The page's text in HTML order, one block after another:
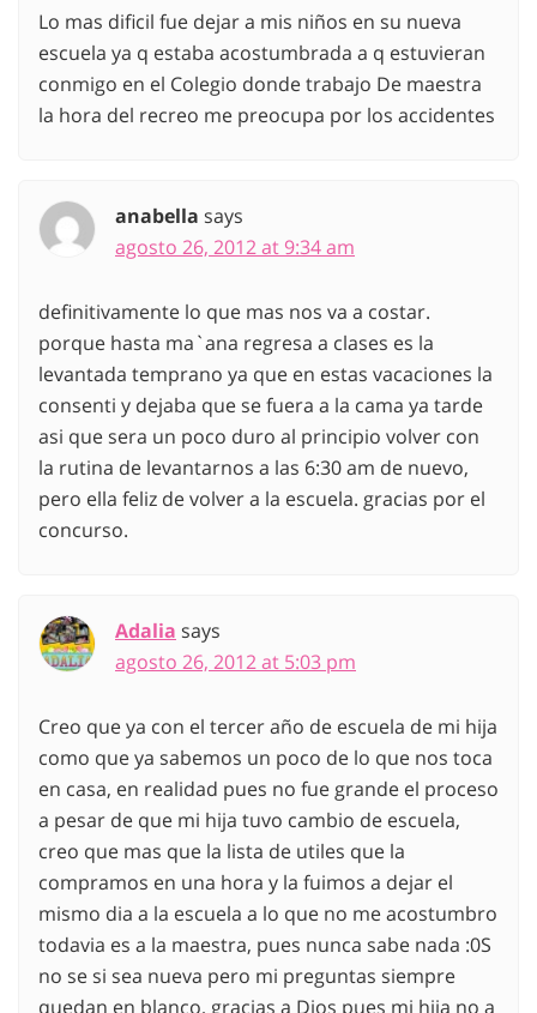
Lo mas dificil fue dejar a mis niños en su nueva
escuela ya q estaba acostumbrada a q estuvieran
conmigo en el Colegio donde trabajo De maestra
la hora del recreo me preocupa por los accidentes
anabella says
agosto 26, 2012 at 9:34 am
definitivamente lo que mas nos va a costar.
porque hasta ma`ana regresa a clases es la
levantada temprano ya que en estas vacaciones la
consenti y dejaba que se fuera a la cama ya tarde
asi que sera un poco duro al principio volver con
la rutina de levantarnos a las 6:30 am de nuevo,
pero ella feliz de volver a la escuela. gracias por el
concurso.
Adalia says
agosto 26, 2012 at 5:03 pm
Creo que ya con el tercer año de escuela de mi hija
como que ya sabemos un poco de lo que nos toca
en casa, en realidad pues no fue grande el proceso
a pesar de que mi hija tuvo cambio de escuela,
creo que mas que la lista de utiles que la
compramos en una hora y la fuimos a dejar el
mismo dia a la escuela a lo que no me acostumbro
todavia es a la maestra, pues nunca sabe nada :0S
no se si sea nueva pero mi preguntas siempre
quedan en blanco, gracias a Dios pues mi hija no a